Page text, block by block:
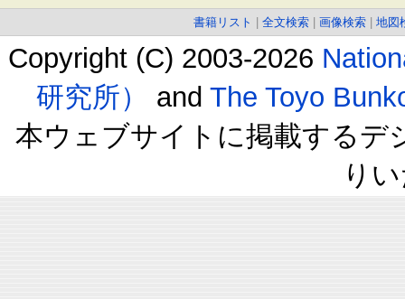
書籍リスト 全文検索 画像検索 地図
Copyright (C) 2003-2026
研究所）
and The Toyo
本ウェブサイトに掲載するデ
り